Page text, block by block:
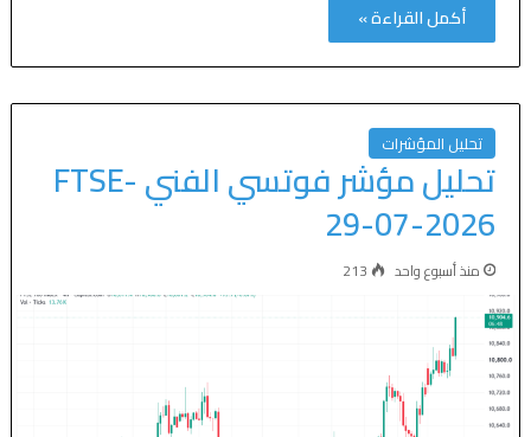
أكمل القراءة »
تحليل المؤشرات
تحليل مؤشر فوتسي الفني FTSE-
29-07-2026
منذ أسبوع واحد 213